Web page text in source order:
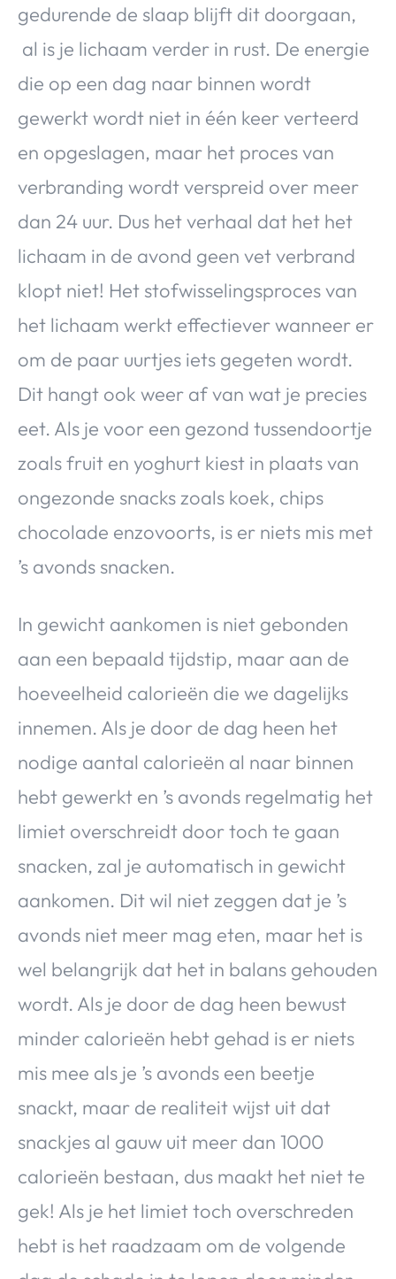
gedurende de slaap blijft dit doorgaan,
al is je lichaam verder in rust. De energie
die op een dag naar binnen wordt
gewerkt wordt niet in één keer verteerd
en opgeslagen, maar het proces van
verbranding wordt verspreid over meer
dan 24 uur. Dus het verhaal dat het het
lichaam in de avond geen vet verbrand
klopt niet! Het stofwisselingsproces van
het lichaam werkt effectiever wanneer er
om de paar uurtjes iets gegeten wordt.
Dit hangt ook weer af van wat je precies
eet. Als je voor een gezond tussendoortje
zoals fruit en yoghurt kiest in plaats van
ongezonde snacks zoals koek, chips
chocolade enzovoorts, is er niets mis met
’s avonds snacken.
In gewicht aankomen is niet gebonden
aan een bepaald tijdstip, maar aan de
hoeveelheid calorieën die we dagelijks
innemen. Als je door de dag heen het
nodige aantal calorieën al naar binnen
hebt gewerkt en ’s avonds regelmatig het
limiet overschreidt door toch te gaan
snacken, zal je automatisch in gewicht
aankomen. Dit wil niet zeggen dat je ’s
avonds niet meer mag eten, maar het is
wel belangrijk dat het in balans gehouden
wordt. Als je door de dag heen bewust
minder calorieën hebt gehad is er niets
mis mee als je ’s avonds een beetje
snackt, maar de realiteit wijst uit dat
snackjes al gauw uit meer dan 1000
calorieën bestaan, dus maakt het niet te
gek! Als je het limiet toch overschreden
hebt is het raadzaam om de volgende